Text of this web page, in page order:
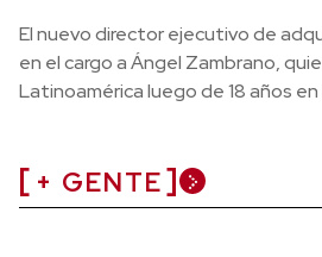
El nuevo director ejecutivo de
en el cargo a Ángel Zambrano,
Latinoamérica luego de 18 años en
+ GENTE